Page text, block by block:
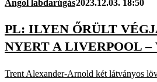
Angol labdarúgás2023.12.03. 18:50
PL: ILYEN ŐRÜLT
NYERT A LIVERPOOL –
Trent Alexander-Arnold két látványos